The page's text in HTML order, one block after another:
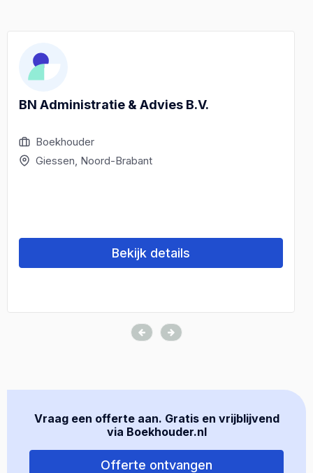
BN Administratie & Advies B.V.
Boekhouder
Giessen, Noord-Brabant
Bekijk details
Vraag een offerte aan. Gratis en vrijblijvend
via Boekhouder.nl
Offerte ontvangen